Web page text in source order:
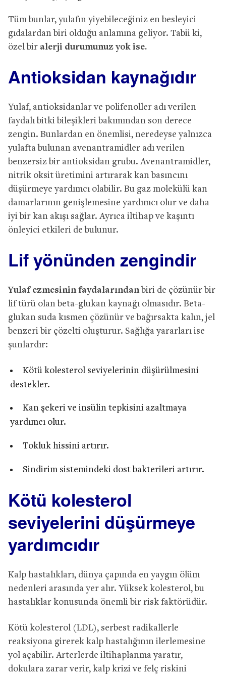
Tüm bunlar, yulafın yiyebileceğiniz en besleyici
gıdalardan biri olduğu anlamına geliyor. Tabii ki,
özel bir alerji durumunuz yok ise.
Antioksidan kaynağıdır
Yulaf, antioksidanlar ve polifenoller adı verilen
faydalı bitki bileşikleri bakımından son derece
zengin. Bunlardan en önemlisi, neredeyse yalnızca
yulafta bulunan avenantramidler adı verilen
benzersiz bir antioksidan grubu. Avenantramidler,
nitrik oksit üretimini artırarak kan basıncını
düşürmeye yardımcı olabilir. Bu gaz molekülü kan
damarlarının genişlemesine yardımcı olur ve daha
iyi bir kan akışı sağlar. Ayrıca iltihap ve kaşıntı
önleyici etkileri de bulunur.
Lif yönünden zengindir
Yulaf ezmesinin faydalarındanbiri de çözünür bir
lif türü olan beta-glukan kaynağı olmasıdır. Beta-
glukan suda kısmen çözünür ve bağırsakta kalın, jel
benzeri bir çözelti oluşturur. Sağlığa yararları ise
şunlardır:
Kötü kolesterol seviyelerinin düşürülmesini
destekler.
Kan şekeri ve insülin tepkisini azaltmaya
yardımcı olur.
Tokluk hissini artırır.
Sindirim sistemindeki dost bakterileri artırır.
Kötü kolesterol
seviyelerini düşürmeye
yardımcıdır
Kalp hastalıkları, dünya çapında en yaygın ölüm
nedenleri arasında yer alır. Yüksek kolesterol, bu
hastalıklar konusunda önemli bir risk faktörüdür.
Kötü kolesterol (LDL), serbest radikallerle
reaksiyona girerek kalp hastalığının ilerlemesine
yol açabilir. Arterlerde iltihaplanma yaratır,
dokulara zarar verir, kalp krizi ve felç riskini